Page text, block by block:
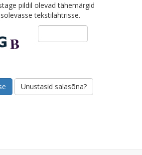
pildil olevad tähemärgid
tekstilahtrisse.
Unustasid salasõna?